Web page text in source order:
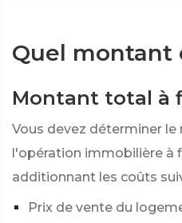
Quel montant
Montant total à
Vous devez déterminer
l'opération immobilière à
additionnant les coûts
Prix de vente du